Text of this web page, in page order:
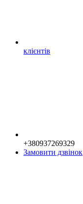
клієнтів
+380937269329
Замовити дзвінок